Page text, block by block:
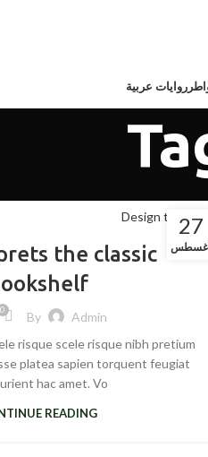
روايات عربية
27
Design trends
the classic
By Admin
0
risque scele risque nibh pretium
platea sapien torquent feugiat
hac amet. Vo...
READING